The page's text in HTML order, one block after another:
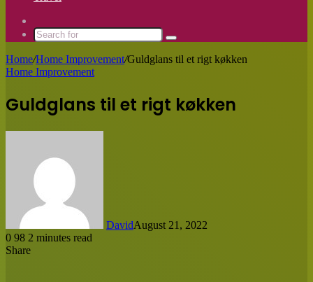
skin
Search
for
Home/Home Improvement/Guldglans til et rigt køkken
Home Improvement
Guldglans til et rigt køkken
DavidAugust 21, 2022
0 98 2 minutes read
Share